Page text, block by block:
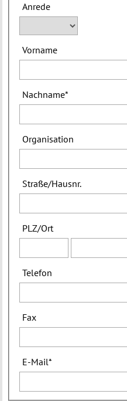
Anrede
Vorname
Nachname*
Organisation
Straße/Hausnr.
PLZ/Ort
Telefon
Fax
E-Mail*